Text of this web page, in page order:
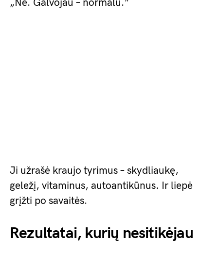
„Ne. Galvojau – normalu.”
Ji užrašė kraujo tyrimus – skydliaukę,
geležį, vitaminus, autoantikūnus. Ir liepė
grįžti po savaitės.
Rezultatai, kurių nesitikėjau